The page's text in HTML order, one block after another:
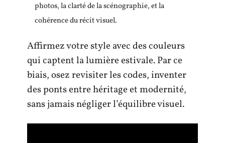
photos, la clarté de la scénographie, et la
cohérence du récit visuel.
Affirmez votre style avec des couleurs
qui captent la lumière estivale. Par ce
biais, osez revisiter les codes, inventer
des ponts entre héritage et modernité,
sans jamais négliger l’équilibre visuel.